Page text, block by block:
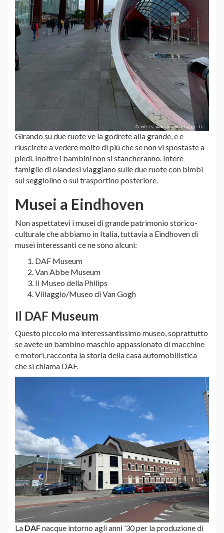
Girando su due ruote ve la godrete alla grande, e e
riuscirete a vedere molto di più che se non vi spostaste a
piedi. Inoltre i bambini non si stancheranno. Intere
famiglie di olandesi viaggiano sulle due ruote con bimbi
sul seggiolino o sul trasportino posteriore.
Musei a Eindhoven
Non aspettatevi i musei di grande patrimonio storico-
culturale che abbiamo in Italia, tuttavia a Eindhoven di
musei interessanti ce ne sono alcuni:
DAF Museum
Van Abbe Museum
Il Museo della Philips
Villaggio/Museo di Van Gogh
Il DAF Museum
Questo piccolo ma interessantissimo museo, soprattutto
se avete un bambino maschio appassionato di macchine
e motori, racconta la storia della casa automobilistica
che si chiama DAF.
La DAFnacque intorno agli anni ’30 per la produzione di